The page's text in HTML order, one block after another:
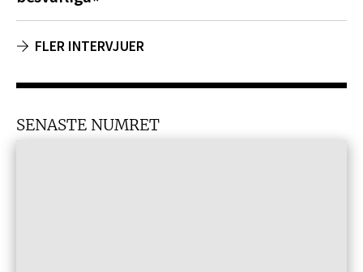
FLER INTERVJUER
SENASTE NUMRET